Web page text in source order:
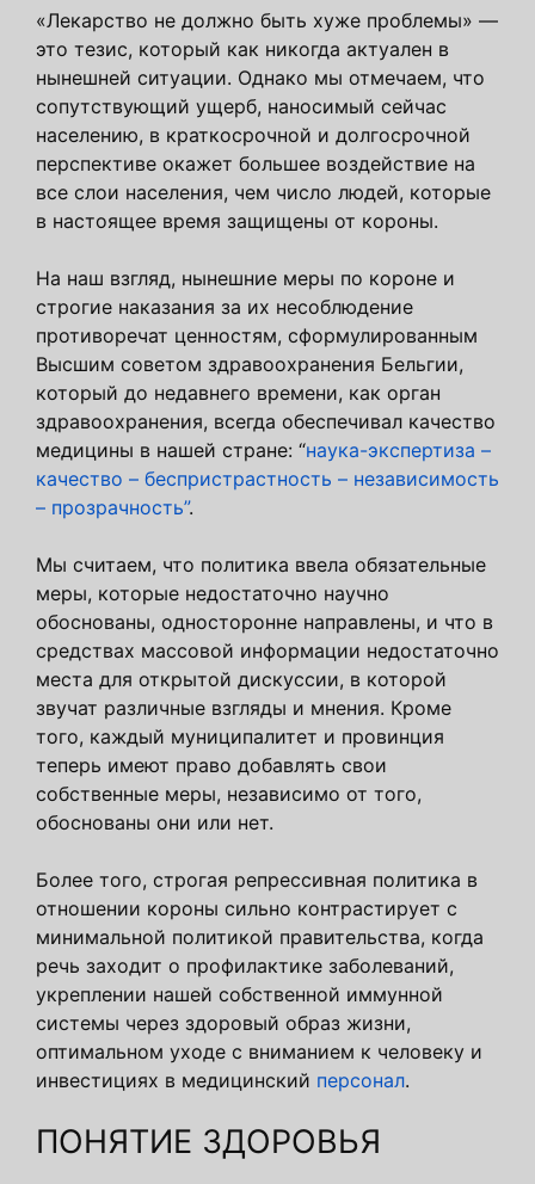
«Лекарство не должно быть хуже проблемы» —
это тезис, который как никогда актуален в
нынешней ситуации. Однако мы отмечаем, что
сопутствующий ущерб, наносимый сейчас
населению, в краткосрочной и долгосрочной
перспективе окажет большее воздействие на
все слои населения, чем число людей, которые
в настоящее время защищены от короны.
На наш взгляд, нынешние меры по короне и
строгие наказания за их несоблюдение
противоречат ценностям, сформулированным
Высшим советом здравоохранения Бельгии,
который до недавнего времени, как орган
здравоохранения, всегда обеспечивал качество
медицины в нашей стране: “наука-экспертиза –
качество – беспристрастность – независимость
– прозрачность”.
Мы считаем, что политика ввела обязательные
меры, которые недостаточно научно
обоснованы, односторонне направлены, и что в
средствах массовой информации недостаточно
места для открытой дискуссии, в которой
звучат различные взгляды и мнения. Кроме
того, каждый муниципалитет и провинция
теперь имеют право добавлять свои
собственные меры, независимо от того,
обоснованы они или нет.
Более того, строгая репрессивная политика в
отношении короны сильно контрастирует с
минимальной политикой правительства, когда
речь заходит о профилактике заболеваний,
укреплении нашей собственной иммунной
системы через здоровый образ жизни,
оптимальном уходе с вниманием к человеку и
инвестициях в медицинский персонал.
ПОНЯТИЕ ЗДОРОВЬЯ